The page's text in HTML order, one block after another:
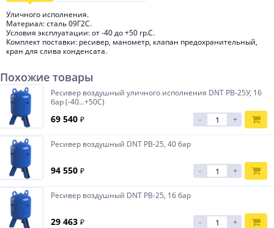
Уличного исполнения.
Материал: сталь 09Г2С.
Условия эксплуатации: от -40 до +50 гр.С.
Комплект поставки: ресивер, манометр, клапан предохранительный,
кран для слива конденсата.
Похожие товары
Ресивер воздушный уличного исполнения DNT РВ-25У, 16
бар (-40...+50С)
69 540 ₽ - +
Ресивер воздушный DNT РВ-25, 40 бар
94 550 ₽ - +
Ресивер воздушный DNT РВ-25, 16 бар
29 463 ₽ - +